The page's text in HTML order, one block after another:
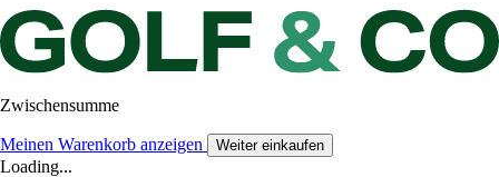
Zwischensumme
Meinen Warenkorb anzeigen Weiter einkaufen
Loading...